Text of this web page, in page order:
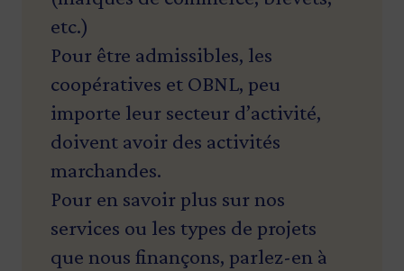
etc.)
Pour être admissibles, les
coopératives et OBNL, peu
importe leur secteur d’activité,
doivent avoir des activités
marchandes.
Pour en savoir plus sur nos
services ou les types de projets
que nous finançons, parlez-en à